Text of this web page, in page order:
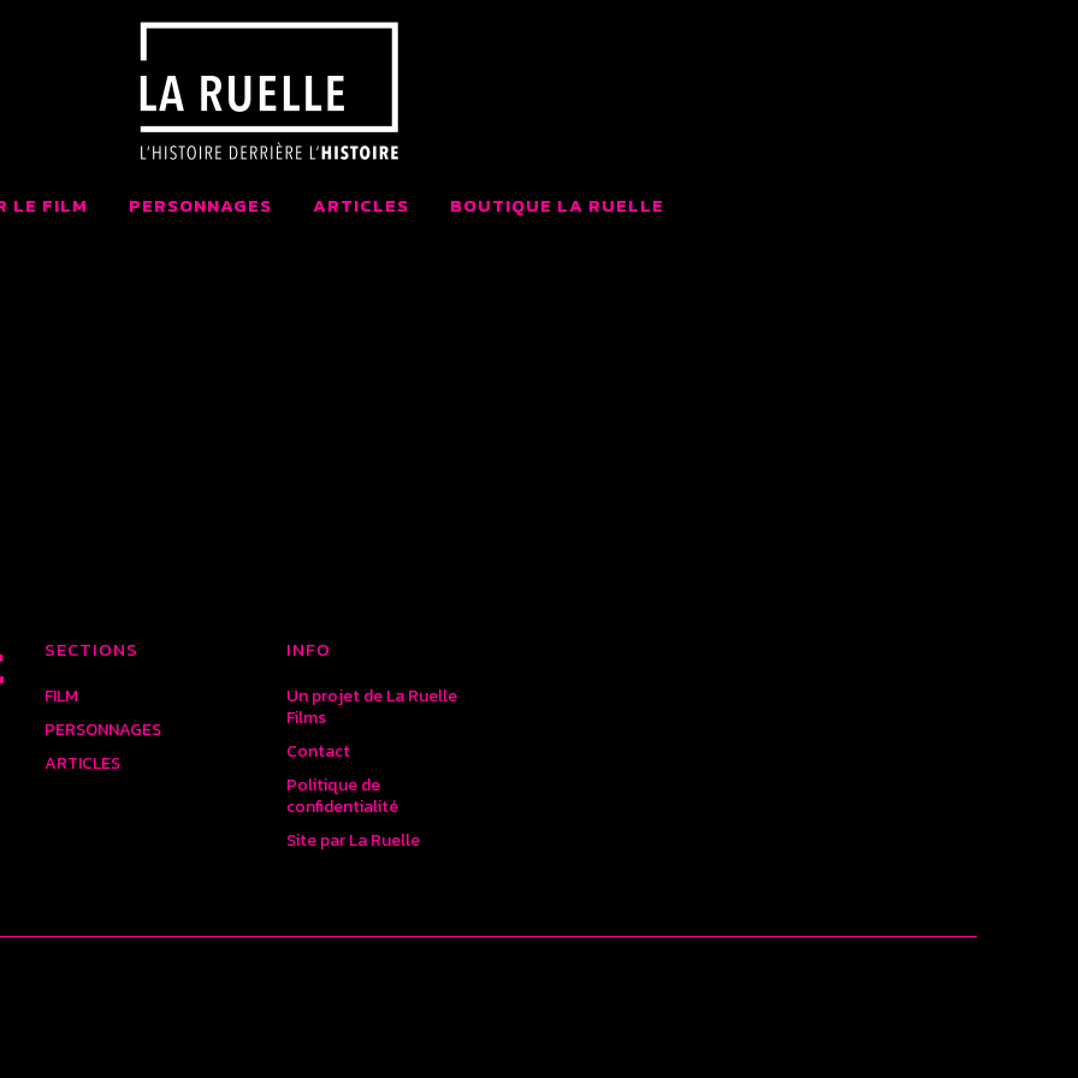
RUELLE FILMS
LE FILM PERSONNAGES ARTICLES BOUTIQUE LA RUELLE
SECTIONS
FILM
PERSONNAGES
ARTICLES
INFO
Un projet de La Ruelle
Films
Contact
Politique de
confidentialité
Site par La Ruelle